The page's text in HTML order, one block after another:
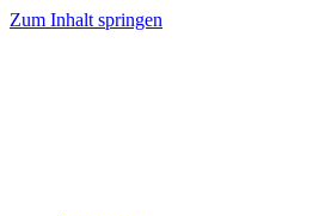
Zum Inhalt springen